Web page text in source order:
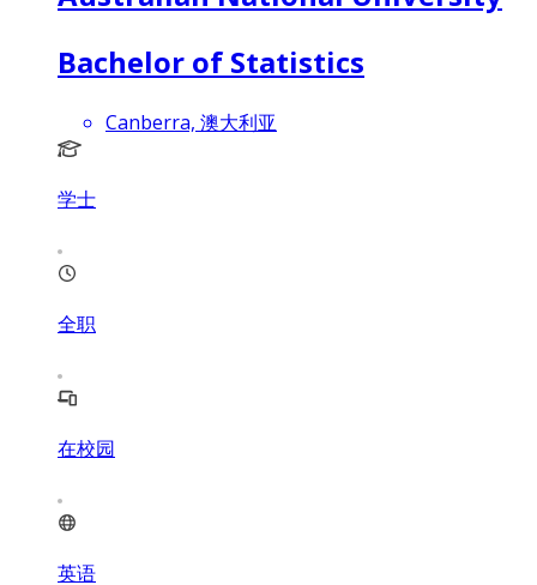
Bachelor of Statistics
Canberra, 澳大利亚
学士
全职
在校园
英语